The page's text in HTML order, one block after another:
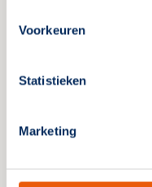
Voorkeuren
Statistieken
Marketing
voldoende om
Voor een
de gemeente stelt